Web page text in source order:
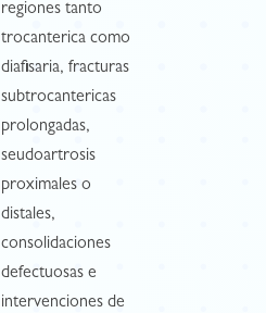
regiones tanto
trocanterica como
diafisaria, fracturas
subtrocantericas
prolongadas,
seudoartrosis
proximales o
distales,
consolidaciones
defectuosas e
intervenciones de